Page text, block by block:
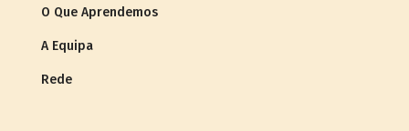
O Que Aprendemos
A Equipa
Rede